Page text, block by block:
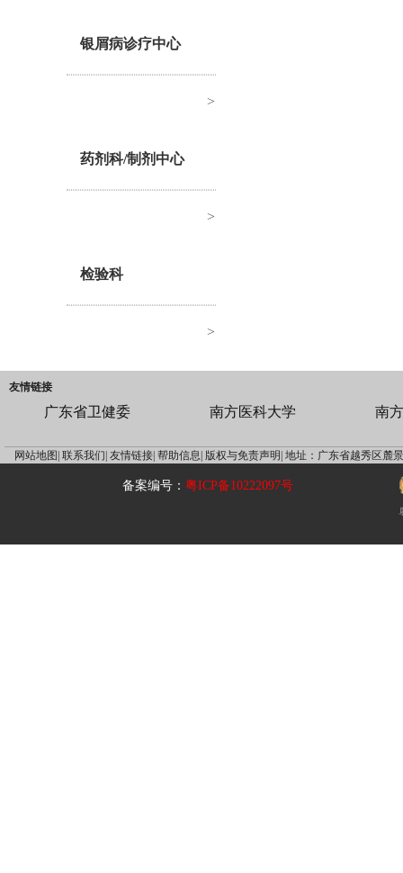
银屑病诊疗中心
>
药剂科/制剂中心
>
检验科
>
友情链接
广东省卫健委 南方医科大学 南
网站地图| 联系我们| 友情链接| 帮助信息| 版权与免责声明| 地址：广东省越秀区麓
备案编号：粤ICP备10222097号